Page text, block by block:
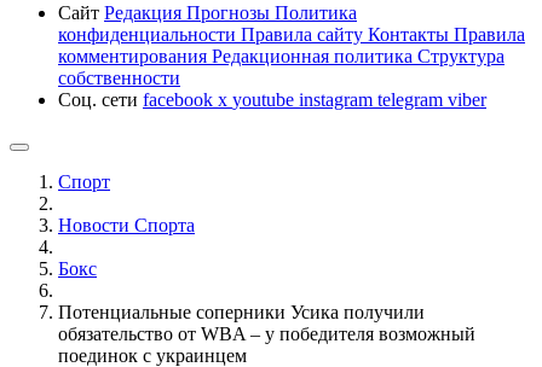
Сайт Редакция Прогнозы Политика
конфиденциальности Правила сайту Контакты Правила
комментирования Редакционная политика Структура
собственности
Соц. сети facebook x youtube instagram telegram viber
Спорт
Новости Cпорта
Бокс
Потенциальные соперники Усика получили
обязательство от WBA – у победителя возможный
поединок с украинцем